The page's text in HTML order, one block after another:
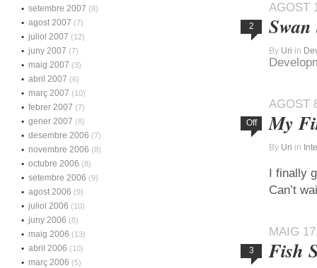
AGOST
2
By Uri in
AGOST
Off My
By Uri in
I finally
Can’t
MAIG
3 Fish
setembre 2007 (8)
agost 2007 (7)
juliol 2007 (12)
juny 2007 (7)
maig 2007 (3)
abril 2007 (6)
març 2007 (10)
febrer 2007 (7)
gener 2007 (8)
desembre 2006 (7)
novembre 2006 (8)
octubre 2006 (8)
setembre 2006 (9)
agost 2006 (9)
juliol 2006 (10)
juny 2006 (8)
maig 2006 (13)
abril 2006 (10)
març 2006 (5)